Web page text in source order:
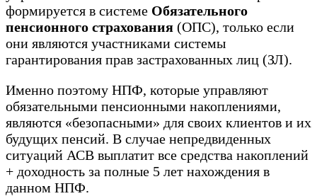
формируется в системе Обязательного
пенсионного страхования (ОПС), только если
они являются участниками системы
гарантирования прав застрахованных лиц (ЗЛ).
Именно поэтому НПФ, которые управляют
обязательными пенсионными накоплениями,
являются «безопасными» для своих клиентов и их
будущих пенсий. В случае непредвиденных
ситуаций АСВ выплатит все средства накоплений
+ доходность за полные 5 лет нахождения в
данном НПФ.